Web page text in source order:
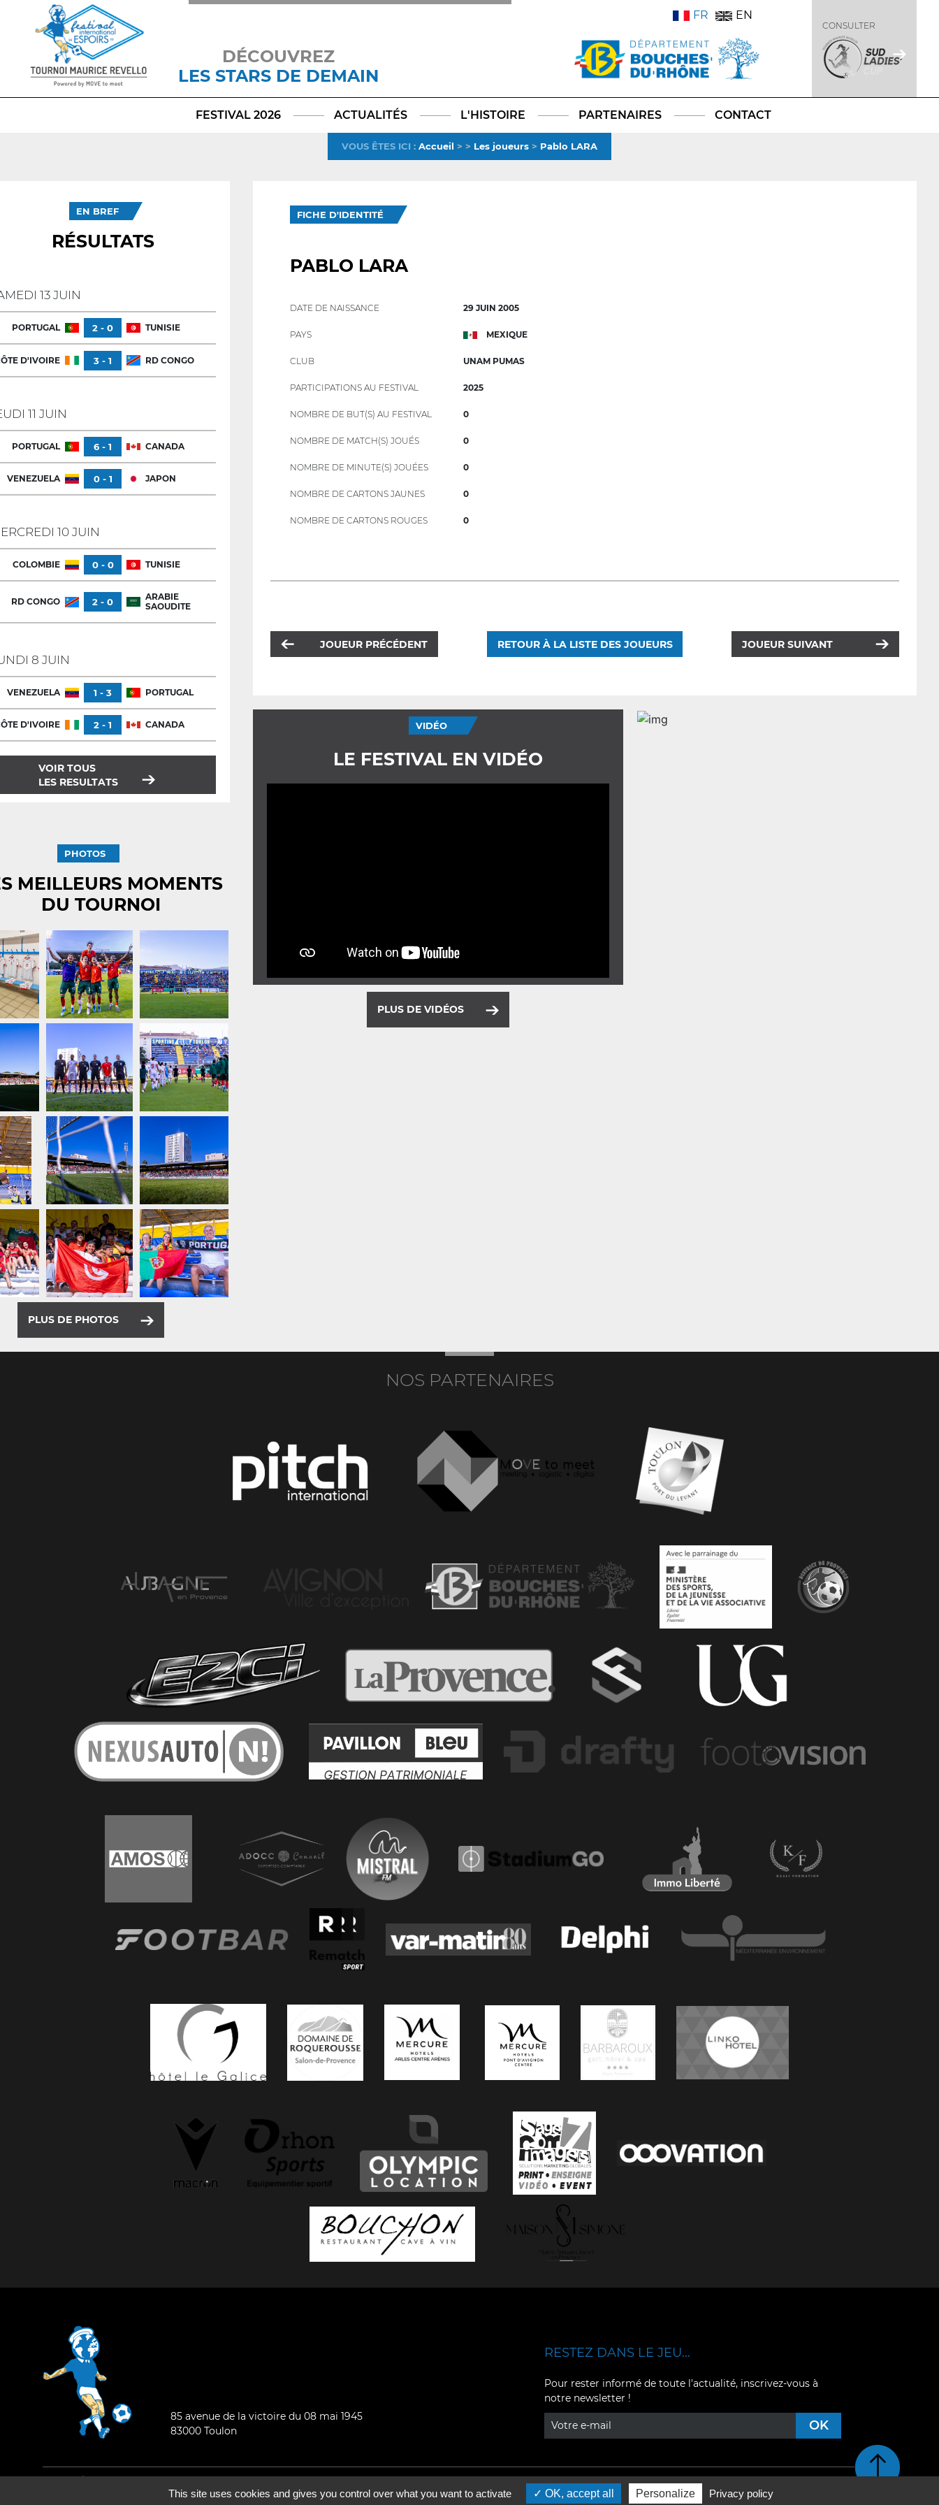
DÉCOUVREZ
LES STARS DE DEMAIN
TikTokLinkedIn
X
FR EN
CONSULTER
FESTIVAL 2026 ACTUALITÉS L'HISTOIRE PARTENAIRES CONTACT
VOUS ÊTES ICI : Accueil > > Les joueurs > Pablo LARA
EN BREF
RÉSULTATS
13 JUIN
PORTUGAL 2 - 0 TUNISIE
D'IVOIRE 3 - 1 RD CONGO
11 JUIN
PORTUGAL 6 - 1 CANADA
VENEZUELA 0 - 1 JAPON
10 JUIN
COLOMBIE 0 - 0 TUNISIE
RD CONGO 2 - 0
ARABIE
SAOUDITE
8 JUIN
VENEZUELA 1 - 3 PORTUGAL
D'IVOIRE 2 - 1 CANADA
VOIR TOUS
LES RESULTATS
PHOTOS
MEILLEURS MOMENTS
DU TOURNOI
PLUS DE PHOTOS
FICHE D'IDENTITÉ
PABLO LARA
DATE DE NAISSANCE 29 JUIN 2005
PAYS MEXIQUE
CLUB UNAM PUMAS
PARTICIPATIONS AU FESTIVAL 2025
NOMBRE DE BUT(S) AU FESTIVAL 0
NOMBRE DE MATCH(S) JOUÉS 0
NOMBRE DE MINUTE(S) JOUÉES 0
NOMBRE DE CARTONS JAUNES 0
NOMBRE DE CARTONS ROUGES 0
JOUEUR PRÉCÉDENT RETOUR À LA LISTE DES JOUEURS JOUEUR SUIVANT
VIDÉO
LE FESTIVAL EN VIDÉO
PLUS DE VIDÉOS
NOS PARTENAIRES
85 avenue de la victoire du 08 mai 1945
83000 Toulon
YouTube
RESTEZ DANS LE JEU...
Pour rester informé de toute l'actualité, inscrivez-vous à
notre newsletter !
Mentions légales-Qui sommes-nous ?
©2026 - Tous droits réservés - Conception :epartenair e
Retour en haut de page
This site uses cookies and gives you control over what you want to activate OK, accept all Personalize Privacy policy